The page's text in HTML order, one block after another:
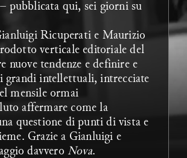
pubblicata qui, sei giorni su
Ricuperati e Maurizio
verticale editoriale del
nuove tendenze e definire e
grandi intellettuali, intrecciate
mensile ormai
affermare come la
questione di punti di vista e
Grazie a Gianluigi e
davvero Nova.